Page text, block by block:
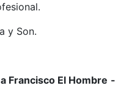
y Son.
Francisco El Hombre -